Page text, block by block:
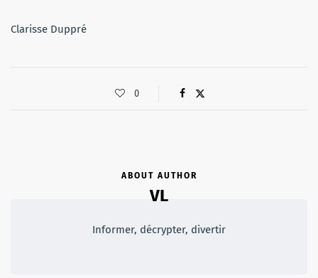
Clarisse Duppré
0
ABOUT AUTHOR
VL
Informer, décrypter, divertir